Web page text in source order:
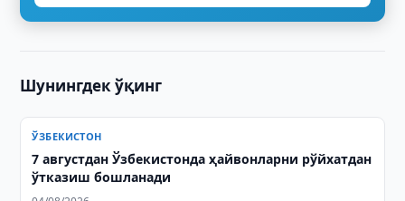
Шунингдек ўқинг
ЎЗБЕКИСТОН
7 августдан Ўзбекистонда ҳайвонларни рўйхатдан
ўтказиш бошланади